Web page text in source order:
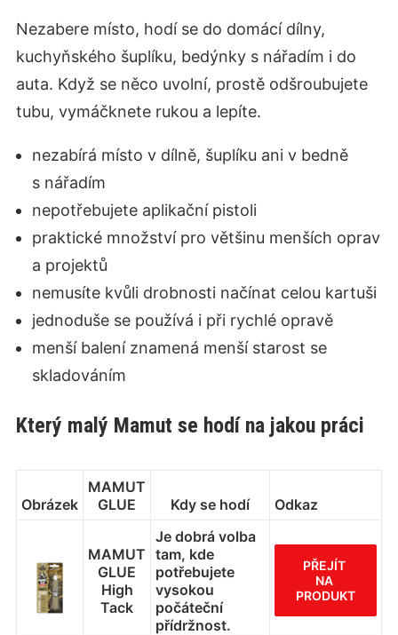
Nezabere místo, hodí se do domácí dílny,
kuchyňského šuplíku, bedýnky s nářadím i do
auta. Když se něco uvolní, prostě odšroubujete
tubu, vymáčknete rukou a lepíte.
nezabírá místo v dílně, šuplíku ani v bedně
s nářadím
nepotřebujete aplikační pistoli
praktické množství pro většinu menších oprav
a projektů
nemusíte kvůli drobnosti načínat celou kartuši
jednoduše se používá i při rychlé opravě
menší balení znamená menší starost se
skladováním
Který malý Mamut se hodí na jakou práci
Obrázek
MAMUT
GLUE
Kdy se hodí Odkaz
MAMUT
GLUE
High
Tack
Je dobrá volba
tam, kde
potřebujete
vysokou
počáteční
přídržnost.
PŘEJÍT
NA
PRODUKT